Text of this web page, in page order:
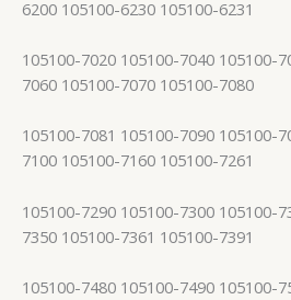
6200 105100-6230 105100-6231
105100-7020 105100-7040 105100-
7060 105100-7070 105100-7080
105100-7081 105100-7090 105100-
7100 105100-7160 105100-7261
105100-7290 105100-7300 105100-
7350 105100-7361 105100-7391
105100-7480 105100-7490 105100-